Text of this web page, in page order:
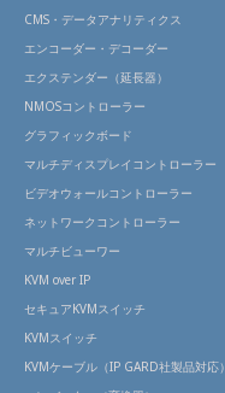
CMS・データアナリティクス
エンコーダー・デコーダー
エクステンダー（延長器）
NMOSコントローラー
グラフィックボード
マルチディスプレイコントローラー
ビデオウォールコントローラー
ネットワークコントローラー
マルチビューワー
KVM over IP
セキュアKVMスイッチ
KVMスイッチ
KVMケーブル（IP GARD社製品対応）